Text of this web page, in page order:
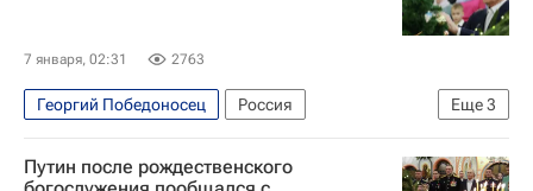
7 января, 02:31 2763
Еще3
Георгий Победоносец
Россия
Московская область (Подмосковье)
Владимир Путин
Общество
Путин после рождественского